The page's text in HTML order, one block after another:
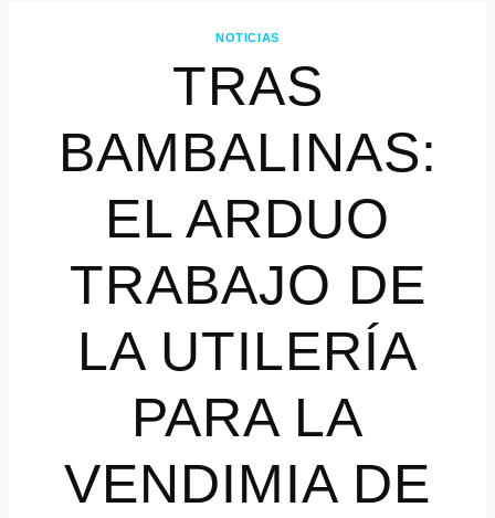
NOTICIAS
TRAS
BAMBALINAS:
EL ARDUO
TRABAJO DE
LA UTILERÍA
PARA LA
VENDIMIA DE